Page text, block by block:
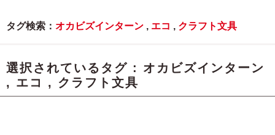
タグ検索： オカビズインターン , エコ , クラフト文具
選択されているタグ : オカビズインターン
, エコ , クラフト文具